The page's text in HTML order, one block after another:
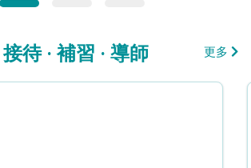
待 · 補習 · 導師 更多